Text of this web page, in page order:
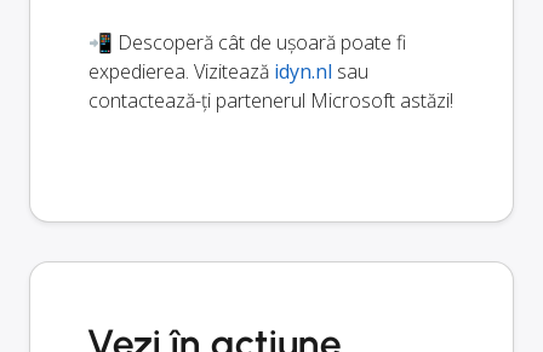
📲 Descoperă cât de ușoară poate fi
expedierea. Vizitează idyn.nl sau
contactează-ți partenerul Microsoft astăzi!